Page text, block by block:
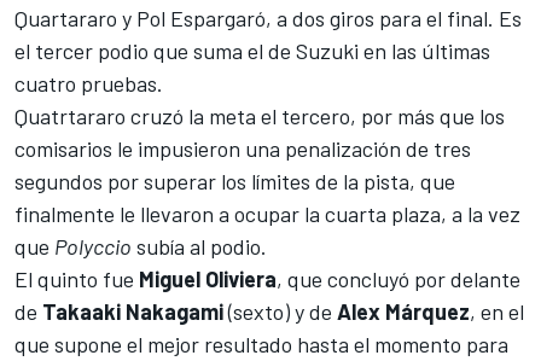
Quartararo y Pol Espargaró, a dos giros para el final. Es
el tercer podio que suma el de Suzuki en las últimas
cuatro pruebas.
Quatrtararo cruzó la meta el tercero, por más que los
comisarios le impusieron una penalización de tres
segundos por superar los límites de la pista, que
finalmente le llevaron a ocupar la cuarta plaza, a la vez
que Polyccio subía al podio.
El quinto fue Miguel Oliviera, que concluyó por delante
de Takaaki Nakagami(sexto) y de Alex Márquez, en el
que supone el mejor resultado hasta el momento para